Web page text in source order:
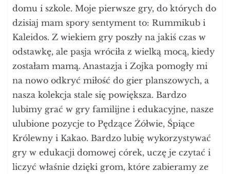
domu i szkole. Moje pierwsze gry, do których do
dzisiaj mam spory sentyment to: Rummikub i
Kaleidos. Z wiekiem gry poszły na jakiś czas w
odstawkę, ale pasja wróciła z wielką mocą, kiedy
zostałam mamą. Anastazja i Zojka pomogły mi
na nowo odkryć miłość do gier planszowych, a
nasza kolekcja stale się powiększa. Bardzo
lubimy grać w gry familijne i edukacyjne, nasze
ulubione pozycje to Pędzące Żółwie, Śpiące
Królewny i Kakao. Bardzo lubię wykorzystywać
gry w edukacji domowej córek, uczę je czytać i
liczyć właśnie dzięki grom, które zabieramy ze